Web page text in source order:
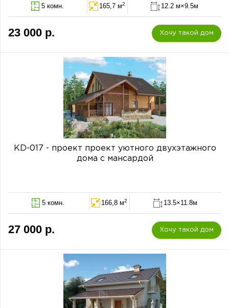
5 комн. 165,7 м2 12.2 м×9.5м
23 000 р. Хочу такой дом
KD-017 - проект проект уютного двухэтажного
дома с мансардой
5 комн. 166,8 м2 13.5×11.8м
27 000 р. Хочу такой дом